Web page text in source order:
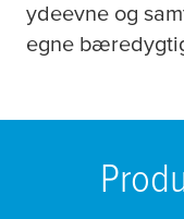
ydeevne og
egne